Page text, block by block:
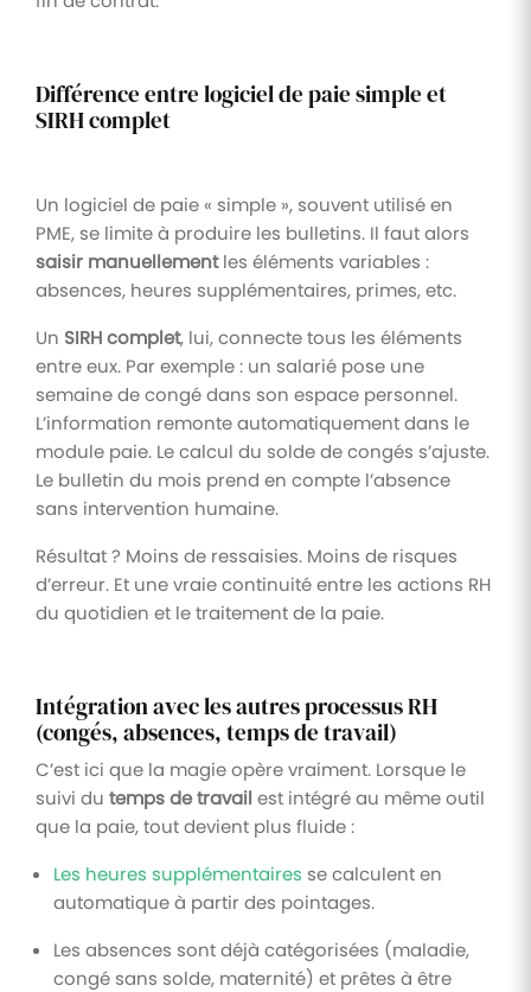
Différence entre logiciel de paie simple et
SIRH complet
Un logiciel de paie « simple », souvent utilisé en
PME, se limite à produire les bulletins. Il faut alors
saisir manuellementles éléments variables :
absences, heures supplémentaires, primes, etc.
Un SIRH complet, lui, connecte tous les éléments
entre eux. Par exemple : un salarié pose une
semaine de congé dans son espace personnel.
L’information remonte automatiquement dans le
module paie. Le calcul du solde de congés s’ajuste.
Le bulletin du mois prend en compte l’absence
sans intervention humaine.
Résultat ? Moins de ressaisies. Moins de risques
d’erreur. Et une vraie continuité entre les actions RH
du quotidien et le traitement de la paie.
Intégration avec les autres processus RH
(congés, absences, temps de travail)
C’est ici que la magie opère vraiment. Lorsque le
suivi du temps de travail est intégré au même outil
que la paie, tout devient plus fluide :
Les heures supplémentaires se calculent en
automatique à partir des pointages.
Les absences sont déjà catégorisées (maladie,
congé sans solde, maternité) et prêtes à être